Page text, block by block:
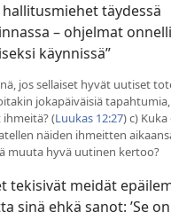
täydessä
– ohjelmat
käynnissä”
jos sellaiset hyvät uutiset
jokapäiväisiä
(Luukas 12:27) c) Kuka
näiden ihmeitten
muuta hyvä uutinen kertoo?
tekisivät meidät
sinä ehkä sanot: ’Se on